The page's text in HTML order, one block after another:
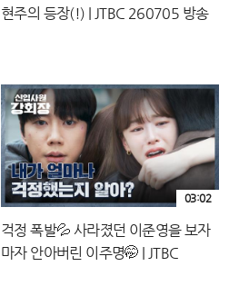
현주의 등장(!) | JTBC 260705 방송
걱정 폭발💦 사라졌던 이준영을 보자
마자 안아버린 이주명🤭 | JTBC
03:02